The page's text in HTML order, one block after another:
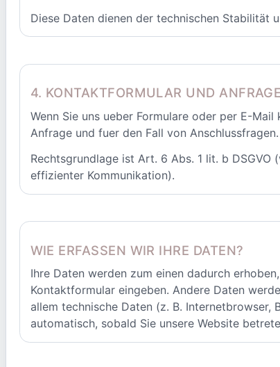
Diese Daten dienen der technischen Stabilität
4. KONTAKTFORMULAR UND
Wenn Sie uns ueber Formulare oder per E-
Anfrage und fuer den Fall von Anschlussfragen.
Rechtsgrundlage ist Art. 6 Abs. 1 lit. b
effizienter Kommunikation).
WIE ERFASSEN WIR IHRE DATEN?
Ihre Daten werden zum einen dadurch
Kontaktformular eingeben. Andere Daten
allem technische Daten (z. B.
automatisch, sobald Sie unsere Website